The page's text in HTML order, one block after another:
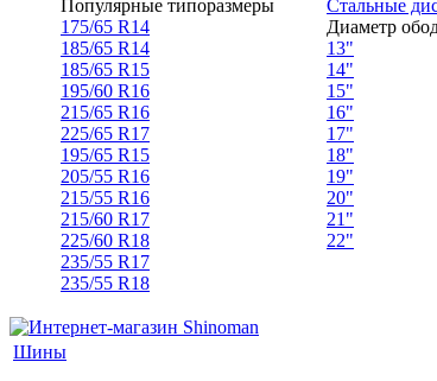
Популярные типоразмеры
175/65 R14
185/65 R14
185/65 R15
195/60 R16
215/65 R16
225/65 R17
195/65 R15
205/55 R16
215/55 R16
215/60 R17
225/60 R18
235/55 R17
235/55 R18
Стальные
Диаметр
13"
14"
15"
16"
17"
18"
19"
20"
21"
22"
Шины